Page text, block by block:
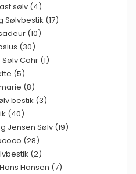
sølv (4)
(17)
(10)
(30)
Cohr (1)
(5)
(8)
bestik (3)
(40)
Jensen Sølv (19)
(28)
(2)
Hansen (7)